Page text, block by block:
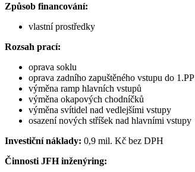
Způsob financování:
vlastní prostředky
Rozsah prací:
oprava soklu
oprava zadního zapuštěného vstupu do 1.PP
výměna ramp hlavních vstupů
výměna okapových chodníčků
výměna svítidel nad vedlejšími vstupy
osazení nových stříšek nad hlavními vstupy
Investiční náklady: 0,9 mil. Kč bez DPH
Činnosti JFH inženýring: